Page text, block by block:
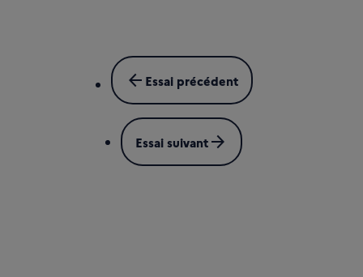
arrow_back Essai précédent
Essai suivantarrow_forward